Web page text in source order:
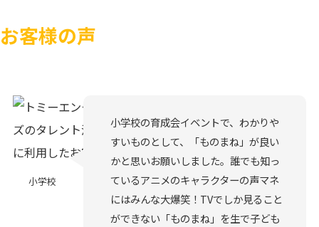
お客様の声
小学校
小学校の育成会イベントで、わかりや
すいものとして、「ものまね」が良い
かと思いお願いしました。誰でも知っ
ているアニメのキャラクターの声マネ
にはみんな大爆笑！TVでしか見ること
ができない「ものまね」を生で子ども